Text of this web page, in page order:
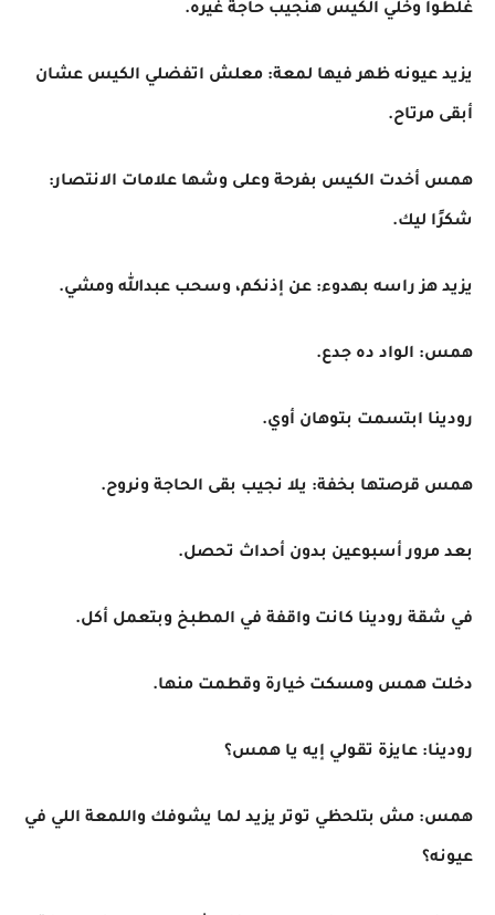
غلطوا وخلي الكيس هنجيب حاجة غيره.
يزيد عيونه ظهر فيها لمعة: معلش اتفضلي الكيس عشان
أبقى مرتاح.
همس أخدت الكيس بفرحة وعلى وشها علامات الانتصار:
شكرًا ليك.
يزيد هز راسه بهدوء: عن إذنكم، وسحب عبدالله ومشي.
همس: الواد ده جدع.
رودينا ابتسمت بتوهان أوي.
همس قرصتها بخفة: يلا نجيب بقى الحاجة ونروح.
بعد مرور أسبوعين بدون أحداث تحصل.
في شقة رودينا كانت واقفة في المطبخ وبتعمل أكل.
دخلت همس ومسكت خيارة وقطمت منها.
رودينا: عايزة تقولي إيه يا همس؟
همس: مش بتلحظي توتر يزيد لما يشوفك واللمعة اللي في
عيونه؟